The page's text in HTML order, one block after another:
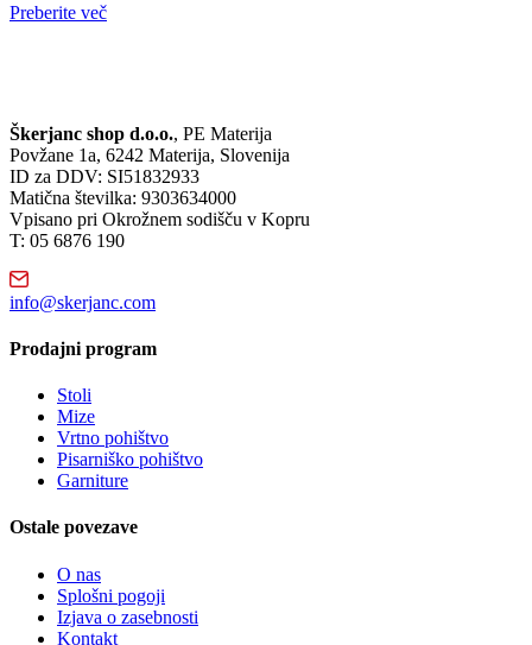
Preberite več
Škerjanc shop d.o.o., PE Materija
Povžane 1a, 6242 Materija, Slovenija
ID za DDV: SI51832933
Matična številka: 9303634000
Vpisano pri Okrožnem sodišču v Kopru
T: 05 6876 190
info@skerjanc.com
Prodajni program
Stoli
Mize
Vrtno pohištvo
Pisarniško pohištvo
Garniture
Ostale povezave
O nas
Splošni pogoji
Izjava o zasebnosti
Kontakt